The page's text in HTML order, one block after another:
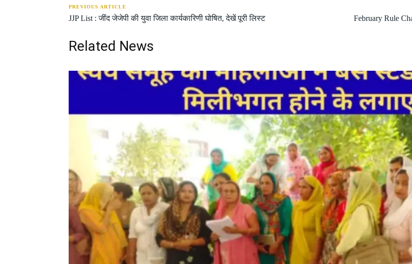
PREVIOUS ARTICLE
JJP List : जींद जेजेपी की युवा जिला कार्यकारिणी घोषित, देखें पूरी लिस्ट
February Rule
Related News